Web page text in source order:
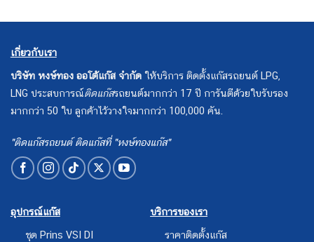
เกี่ยวกับเรา
บริษัท หงษ์ทอง ออโต้แก๊ส จำกัด ให้บริการ ติดตั้งแก๊สรถยนต์ LPG,
LNG ประสบการณ์ติดแก๊สรถยนต์มากกว่า 17 ปี การันตีด้วยใบรับรอง
มากกว่า 50 ใบ ลูกค้าไว้วางใจมากกว่า 100,000 คัน.
"ติดแก๊สรถยนต์ ติดแก๊สที่ "หงษ์ทองแก๊ส"
อุปกรณ์แก๊ส
ชุด Prins VSI DI
บริการของเรา
ราคาติดตั้งแก๊ส